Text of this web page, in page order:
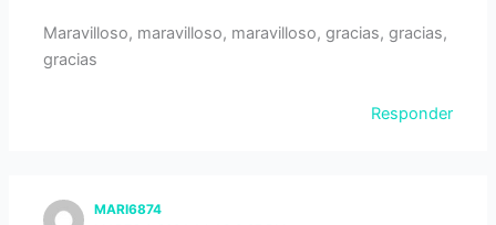
Maravilloso, maravilloso, maravilloso, gracias, gracias,
gracias
Responder
MARI6874